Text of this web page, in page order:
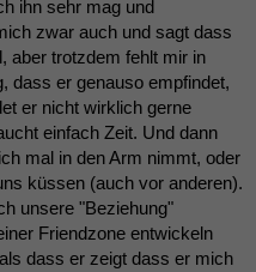
ihn sehr mag und
zwar auch und sagt dass
aber trotzdem fehlt mir in
dass er genauso empfindet,
er nicht wirklich gerne
einfach Zeit. Und dann
mal in den Arm nimmt, oder
küssen (auch vor anderen).
unsere "Beziehung"
Friendzone entwickeln
dass er zeigt dass er mich